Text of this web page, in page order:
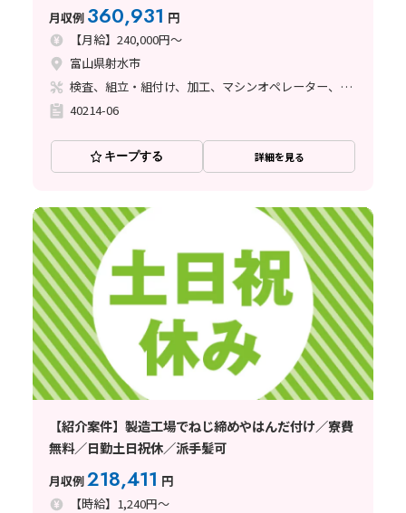
月収例 360,931 円
【月給】240,000円～
富山県射水市
検査、組立・組付け、加工、マシンオペレーター、鋳造・鍛造、立ち作業、バリ取り
40214-06
キープする 詳細を見る
【紹介案件】製造工場でねじ締めやはんだ付け／寮費
無料／日勤土日祝休／派手髪可
月収例218,411 円
【時給】1,240円～